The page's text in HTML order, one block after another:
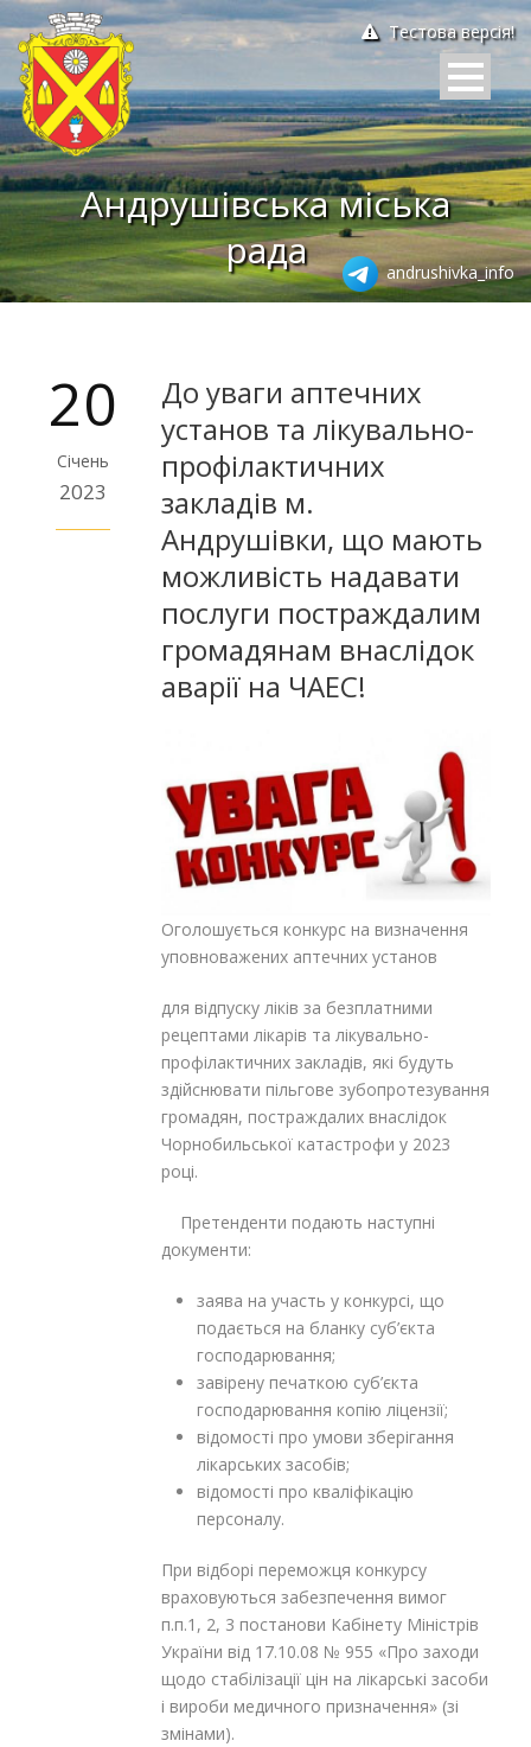
Тестова версія!
Андрушівська міська
рада
andrushivka_info
20
Січень
2023
До уваги аптечних
установ та лікувально-
профілактичних
закладів м.
Андрушівки, що мають
можливість надавати
послуги постраждалим
громадянам внаслідок
аварії на ЧАЕС!
Оголошується конкурс на визначення
уповноважених аптечних установ
для відпуску ліків за безплатними
рецептами лікарів та лікувально-
профілактичних закладів, які будуть
здійснювати пільгове зубопротезування
громадян, постраждалих внаслідок
Чорнобильської катастрофи у 2023
році.
Претенденти подають наступні
документи:
заява на участь у конкурсі, що
подається на бланку суб’єкта
господарювання;
завірену печаткою суб’єкта
господарювання копію ліцензії;
відомості про умови зберігання
лікарських засобів;
відомості про кваліфікацію
персоналу.
При відборі переможця конкурсу
враховуються забезпечення вимог
п.п.1, 2, 3 постанови Кабінету Міністрів
України від 17.10.08 № 955 «Про заходи
щодо стабілізації цін на лікарські засоби
і вироби медичного призначення» (зі
змінами).